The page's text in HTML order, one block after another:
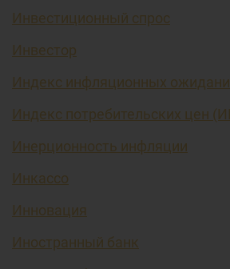
Инвестиционный спрос
Инвестор
Индекс инфляционных
Индекс потребительских цен
Инерционность инфляции
Инкассо
Инновация
Иностранный банк